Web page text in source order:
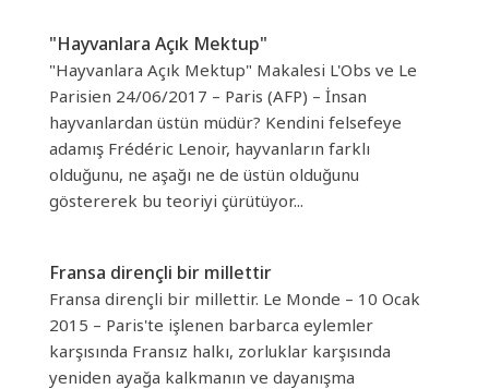
"Hayvanlara Açık Mektup"
"Hayvanlara Açık Mektup" Makalesi L'Obs ve Le
Parisien 24/06/2017 – Paris (AFP) – İnsan
hayvanlardan üstün müdür? Kendini felsefeye
adamış Frédéric Lenoir, hayvanların farklı
olduğunu, ne aşağı ne de üstün olduğunu
göstererek bu teoriyi çürütüyor...
Fransa dirençli bir millettir
Fransa dirençli bir millettir. Le Monde – 10 Ocak
2015 – Paris'te işlenen barbarca eylemler
karşısında Fransız halkı, zorluklar karşısında
yeniden ayağa kalkmanın ve dayanışma